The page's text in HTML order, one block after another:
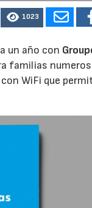
1023
un año con
familias
WiFi que